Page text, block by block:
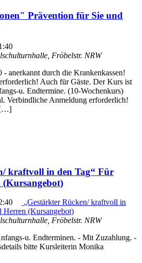
Prävention für Sie und
Fröbelstr. NRW
- anerkannt durch die Krankenkassen!
Auch für Gäste. Der Kurs ist
u. Endtermine. (10-Wochenkurs)
Verbindliche Anmeldung erforderlich!
[…]
kraftvoll in den Tag“ Für
„Gestärkter Rücken/ kraftvoll in
Herren (Kursangebot)
Fröbelstr. NRW
u. Endterminen. - Mit Zuzahlung. -
bitte Kursleiterin Monika